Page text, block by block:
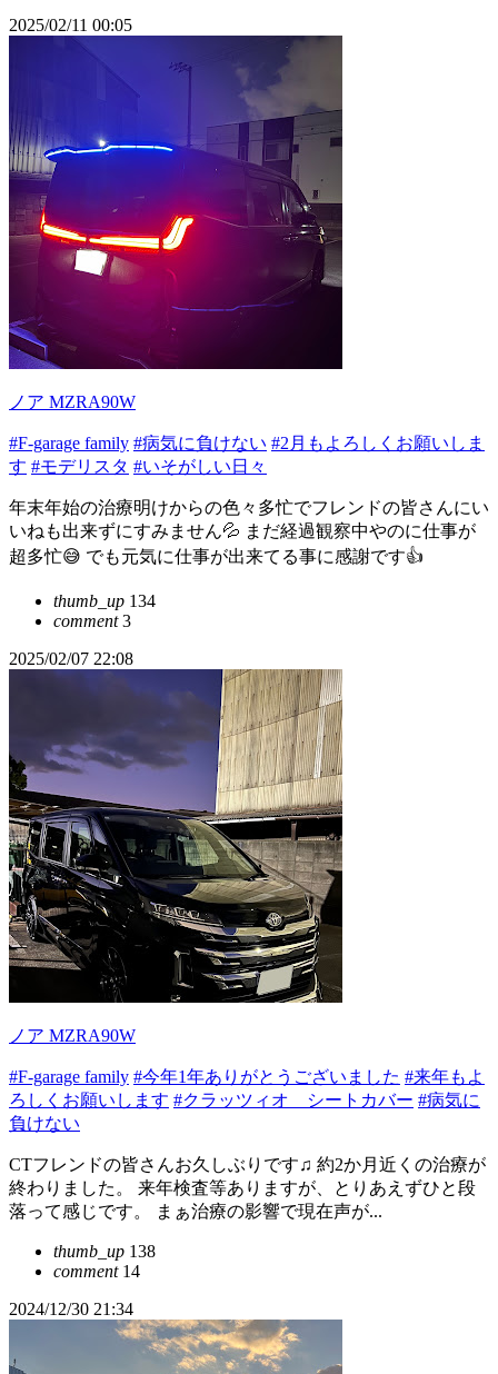
2025/02/11 00:05
ノア MZRA90W
#F-garage family #病気に負けない #2月もよろしくお願いしま
す #モデリスタ #いそがしい日々
年末年始の治療明けからの色々多忙でフレンドの皆さんにい
いねも出来ずにすみません💦 まだ経過観察中やのに仕事が
超多忙😅 でも元気に仕事が出来てる事に感謝です👍
thumb_up 134
comment3
2025/02/07 22:08
ノア MZRA90W
#F-garage family #今年1年ありがとうございました #来年もよ
ろしくお願いします #クラッツィオ シートカバー #病気に
負けない
CTフレンドの皆さんお久しぶりです♫ 約2か月近くの治療が
終わりました。 来年検査等ありますが、とりあえずひと段
落って感じです。 まぁ治療の影響で現在声が...
thumb_up 138
comment14
2024/12/30 21:34